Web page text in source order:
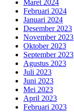
Maret 2024
Februari 2024
Januari 2024
Desember 2023
November 2023
Oktober 2023
September 2023
Agustus 2023
Juli 2023
Juni 2023
Mei 2023
April 2023
Februari 2023